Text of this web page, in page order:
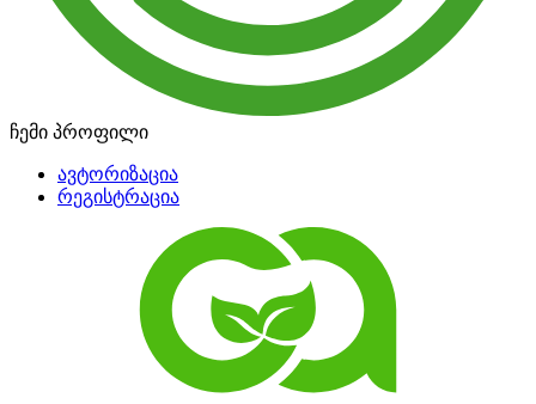
ჩემი პროფილი
ავტორიზაცია
რეგისტრაცია